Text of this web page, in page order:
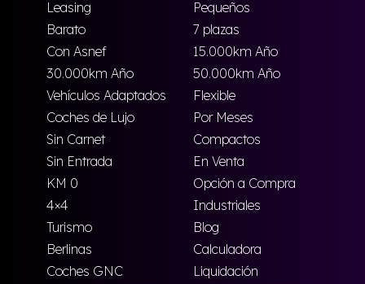
Leasing
Pequeños
Barato
7 plazas
Con Asnef
15.000km Año
30.000km Año
50.000km Año
Vehículos Adaptados
Flexible
Coches de Lujo
Por Meses
Sin Carnet
Compactos
Sin Entrada
En Venta
KM 0
Opción a Compra
4×4
Industriales
Turismo
Blog
Berlinas
Calculadora
Coches GNC
Liquidación